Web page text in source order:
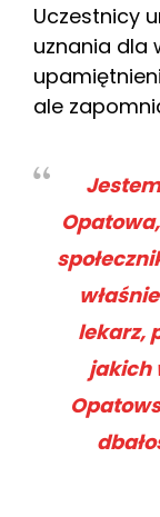
Uczestnicy
uznania dla
ale
lekarz,
jakich